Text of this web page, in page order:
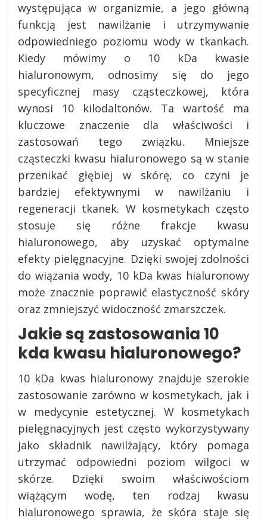
występująca w organizmie, a jego główną
funkcją jest nawilżanie i utrzymywanie
odpowiedniego poziomu wody w tkankach.
Kiedy mówimy o 10 kDa kwasie
hialuronowym, odnosimy się do jego
specyficznej masy cząsteczkowej, która
wynosi 10 kilodaltonów. Ta wartość ma
kluczowe znaczenie dla właściwości i
zastosowań tego związku. Mniejsze
cząsteczki kwasu hialuronowego są w stanie
przenikać głębiej w skórę, co czyni je
bardziej efektywnymi w nawilżaniu i
regeneracji tkanek. W kosmetykach często
stosuje się różne frakcje kwasu
hialuronowego, aby uzyskać optymalne
efekty pielęgnacyjne. Dzięki swojej zdolności
do wiązania wody, 10 kDa kwas hialuronowy
może znacznie poprawić elastyczność skóry
oraz zmniejszyć widoczność zmarszczek.
Jakie są zastosowania 10
kda kwasu hialuronowego?
10 kDa kwas hialuronowy znajduje szerokie
zastosowanie zarówno w kosmetykach, jak i
w medycynie estetycznej. W kosmetykach
pielęgnacyjnych jest często wykorzystywany
jako składnik nawilżający, który pomaga
utrzymać odpowiedni poziom wilgoci w
skórze. Dzięki swoim właściwościom
wiążącym wodę, ten rodzaj kwasu
hialuronowego sprawia, że skóra staje się